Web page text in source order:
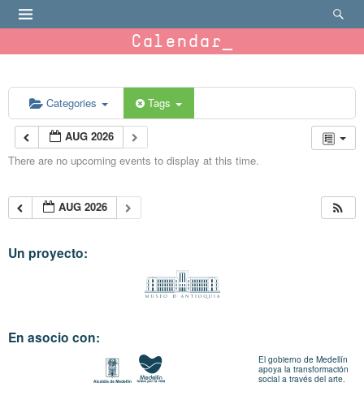
Calendar
Categories Tags
AUG 2026
There are no upcoming events to display at this time.
AUG 2026
Un proyecto:
En asocio con:
El gobierno de Medellín
apoya la transformación
social a través del arte.